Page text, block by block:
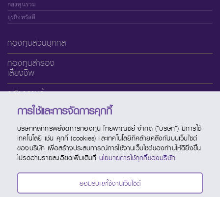
กองทุนรวม
ธุรกิจทรัสตี
กองทุนส่วนบุคคล
กองทุนสำรอง
เลี้ยงชีพ
คลังความรู้
เกี่ยวกับ SCBAM
บริการออนไลน์
ช่องทางบริการ
ปฏิทินกองทุน
ติดต่อ SCBAM
การใช้และการจัดการคุกกี้
บริษัทหลักทรัพย์จัดการกองทุน ไทยพาณิชย์ จำกัด ("บริษัท") มีการใช้
เทคโนโลยี เช่น คุกกี้ (cookies) และเทคโนโลยีที่คล้ายคลึงกันบนเว็บไซต์
ของบริษัท เพื่อสร้างประสบการณ์การใช้งานเว็บไซต์ของท่านให้ดียิ่งขึ้น
โปรดอ่านรายละเอียดเพิ่มเติมที่ นโยบายการใช้คุกกี้ของบริษัท
ยอมรับและใช้งานเว็บไซต์